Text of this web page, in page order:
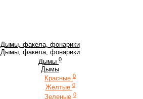
Дымы, факела, фонарики
Дымы, факела, фонарики
Дымы 0
Дымы
Красные 0
Желтые 0
Зеленые 0